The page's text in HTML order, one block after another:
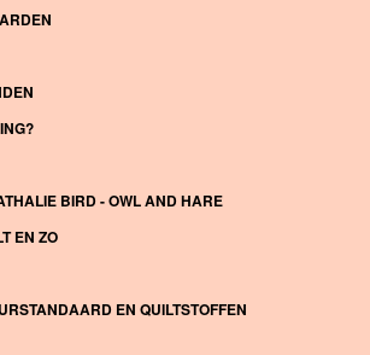
BIRD - OWL AND HARE
EN ZO
EN QUILTSTOFFEN